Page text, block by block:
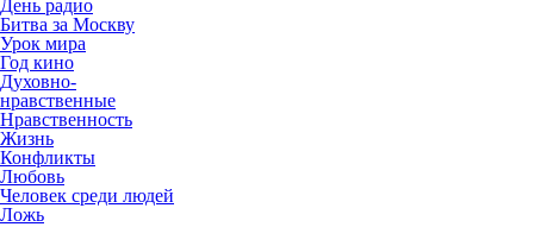
День радио
Битва за Москву
Урок мира
Год кино
Духовно-
нравственные
Нравственность
Жизнь
Конфликты
Любовь
Человек среди людей
Ложь